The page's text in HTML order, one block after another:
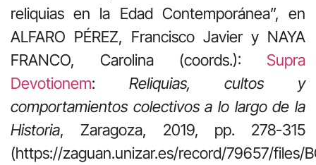
reliquias en la Edad Contemporánea”, en
ALFARO PÉREZ, Francisco Javier y NAYA
FRANCO, Carolina (coords.): Supra
Devotionem: Reliquias, cultos y
comportamientos colectivos a lo largo de la
Historia, Zaragoza, 2019, pp. 278-315
(https://zaguan.unizar.es/record/79657/files/